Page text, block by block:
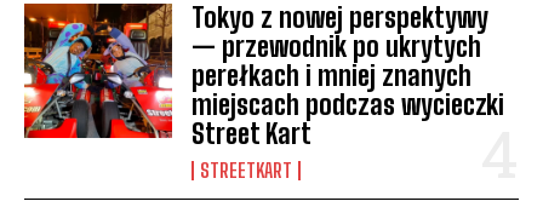
Tokyo z nowej perspektywy
— przewodnik po ukrytych
perełkach i mniej znanych
miejscach podczas wycieczki
Street Kart
STREETKART